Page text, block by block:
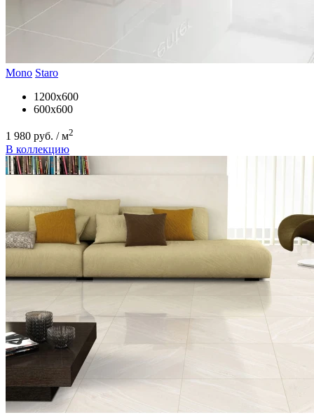
Mono Staro
1200x600
600x600
1 980 руб. / м2
В коллекцию